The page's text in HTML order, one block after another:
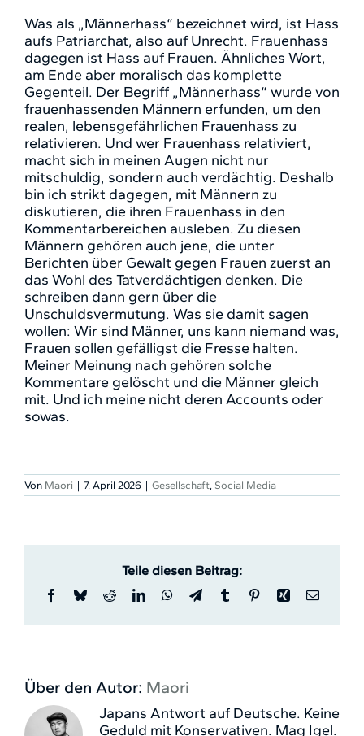
Was als „Männerhass“ bezeichnet wird, ist Hass
aufs Patriarchat, also auf Unrecht. Frauenhass
dagegen ist Hass auf Frauen. Ähnliches Wort,
am Ende aber moralisch das komplette
Gegenteil. Der Begriff „Männerhass“ wurde von
frauenhassenden Männern erfunden, um den
realen, lebensgefährlichen Frauenhass zu
relativieren. Und wer Frauenhass relativiert,
macht sich in meinen Augen nicht nur
mitschuldig, sondern auch verdächtig. Deshalb
bin ich strikt dagegen, mit Männern zu
diskutieren, die ihren Frauenhass in den
Kommentarbereichen ausleben. Zu diesen
Männern gehören auch jene, die unter
Berichten über Gewalt gegen Frauen zuerst an
das Wohl des Tatverdächtigen denken. Die
schreiben dann gern über die
Unschuldsvermutung. Was sie damit sagen
wollen: Wir sind Männer, uns kann niemand was,
Frauen sollen gefälligst die Fresse halten.
Meiner Meinung nach gehören solche
Kommentare gelöscht und die Männer gleich
mit. Und ich meine nicht deren Accounts oder
sowas.
Von Maori | 7. April 2026 | Gesellschaft Social Media
Teile diesen Beitrag:
Facebook
BlueskyRedditLinkedInWhatsApp
TelegramTumblr PinterestXing E-
Über den Autor: Maori
Japans Antwort auf Deutsche. Keine
Geduld mit Konservativen. Mag Igel.